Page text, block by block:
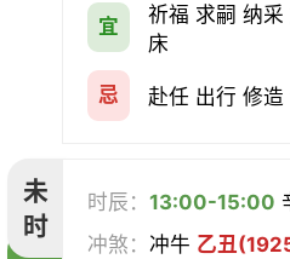
宜
祈福 求嗣 纳
床
忌 赴任 出行 修造
未
时
时辰：13:00-15:00
冲煞：冲牛 乙丑